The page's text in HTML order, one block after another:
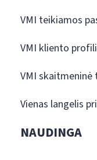
VMI teikiamos
VMI kliento
VMI
Vienas langelis
NAUDINGA